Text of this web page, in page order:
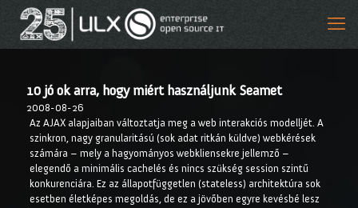
10 jó ok arra, hogy miért használjunk Seamet
2008-08-26
Az AJAX alapjaiban változtatja meg a web interakciós modelljét. A
szinkron, nagy granularitású (sok adat ritkán küldve) webkérések
számára – mely a hagyományos webkliensekre jellemző –
elegendő a minimális cachelés és nincs szükség session szintű
konkurenciára. Ez az állapotfüggetlen (stateless) architektúra sok
esetben életképes megoldás, de ez a jövőben egyre kevésbé lesz